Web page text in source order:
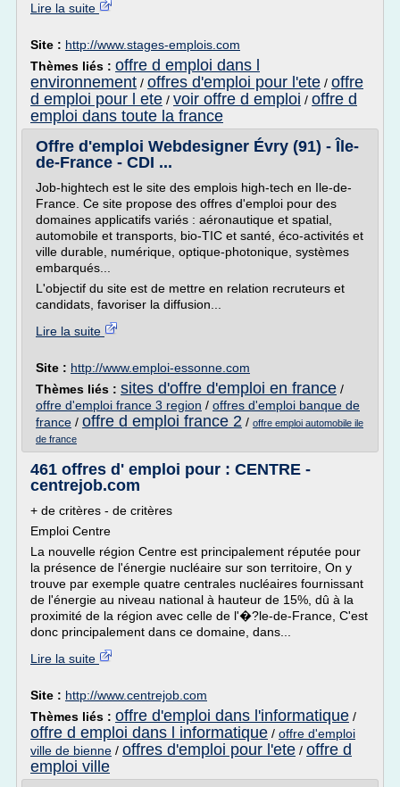
Lire la suite
Site : http://www.stages-emplois.com
Thèmes liés : offre d emploi dans l
environnement / offres d'emploi pour l'ete / offre
d emploi pour l ete / voir offre d emploi / offre d
emploi dans toute la france
Offre d'emploi Webdesigner Évry (91) - Île-
de-France - CDI ...
Job-hightech est le site des emplois high-tech en Ile-de-
France. Ce site propose des offres d'emploi pour des
domaines applicatifs variés : aéronautique et spatial,
automobile et transports, bio-TIC et santé, éco-activités et
ville durable, numérique, optique-photonique, systèmes
embarqués...
L'objectif du site est de mettre en relation recruteurs et
candidats, favoriser la diffusion...
Lire la suite
Site : http://www.emploi-essonne.com
Thèmes liés : sites d'offre d'emploi en france /
offre d'emploi france 3 region / offres d'emploi banque de
france / offre d emploi france 2 / offre emploi automobile ile
de france
461 offres d' emploi pour : CENTRE -
centrejob.com
+ de critères - de critères
Emploi Centre
La nouvelle région Centre est principalement réputée pour
la présence de l'énergie nucléaire sur son territoire, On y
trouve par exemple quatre centrales nucléaires fournissant
de l'énergie au niveau national à hauteur de 15%, dû à la
proximité de la région avec celle de l'�?le-de-France, C'est
donc principalement dans ce domaine, dans...
Lire la suite
Site : http://www.centrejob.com
Thèmes liés : offre d'emploi dans l'informatique /
offre d emploi dans l informatique / offre d'emploi
ville de bienne / offres d'emploi pour l'ete / offre d
emploi ville